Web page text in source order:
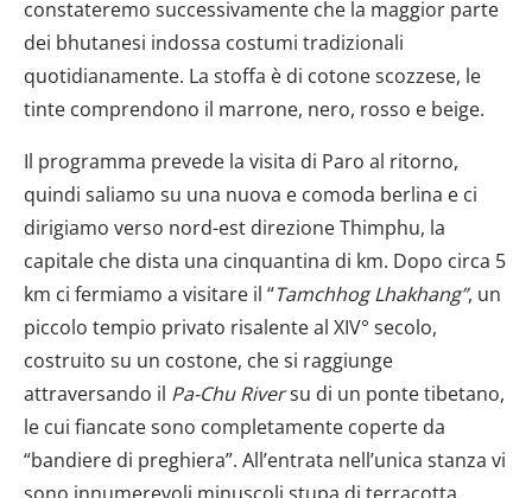
constateremo successivamente che la maggior parte
dei bhutanesi indossa costumi tradizionali
quotidianamente. La stoffa è di cotone scozzese, le
tinte comprendono il marrone, nero, rosso e beige.
Il programma prevede la visita di Paro al ritorno,
quindi saliamo su una nuova e comoda berlina e ci
dirigiamo verso nord-est direzione Thimphu, la
capitale che dista una cinquantina di km. Dopo circa 5
km ci fermiamo a visitare il “Tamchhog Lhakhang”, un
piccolo tempio privato risalente al XIV° secolo,
costruito su un costone, che si raggiunge
attraversando il Pa-Chu Riversu di un ponte tibetano,
le cui fiancate sono completamente coperte da
“bandiere di preghiera”. All’entrata nell’unica stanza vi